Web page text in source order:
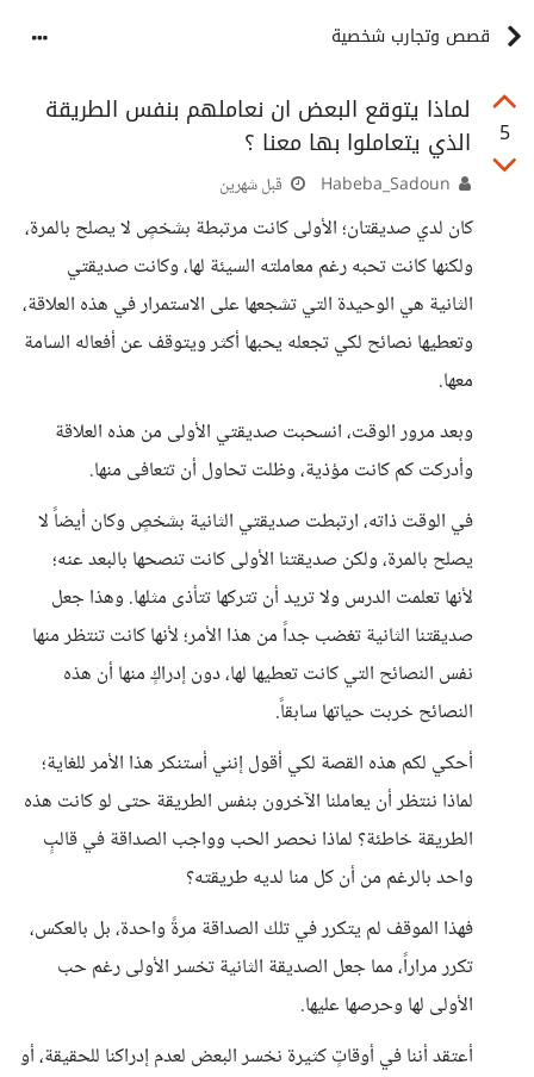
قصص وتجارب شخصية
5
لماذا يتوقع البعض ان نعاملهم بنفس الطريقة
الذي يتعاملوا بها معنا ؟
قبل شهرين
كان لدي صديقتان؛ الأولى كانت مرتبطة بشخصٍ لا يصلح بالمرة،
ولكنها كانت تحبه رغم معاملته السيئة لها، وكانت صديقتي
الثانية هي الوحيدة التي تشجعها على الاستمرار في هذه العلاقة،
وتعطيها نصائح لكي تجعله يحبها أكثر ويتوقف عن أفعاله السامة
معها.
وبعد مرور الوقت، انسحبت صديقتي الأولى من هذه العلاقة
وأدركت كم كانت مؤذية، وظلت تحاول أن تتعافى منها.
في الوقت ذاته، ارتبطت صديقتي الثانية بشخصٍ وكان أيضاً لا
يصلح بالمرة، ولكن صديقتنا الأولى كانت تنصحها بالبعد عنه؛
لأنها تعلمت الدرس ولا تريد أن تتركها تتأذى مثلها. وهذا جعل
صديقتنا الثانية تغضب جداً من هذا الأمر؛ لأنها كانت تنتظر منها
نفس النصائح التي كانت تعطيها لها، دون إدراكٍ منها أن هذه
النصائح خربت حياتها سابقاً.
أحكي لكم هذه القصة لكي أقول إنني أستنكر هذا الأمر للغاية؛
لماذا ننتظر أن يعاملنا الآخرون بنفس الطريقة حتى لو كانت هذه
الطريقة خاطئة؟ لماذا نحصر الحب وواجب الصداقة في قالبٍ
واحد بالرغم من أن كل منا لديه طريقته؟
فهذا الموقف لم يتكرر في تلك الصداقة مرةً واحدة، بل بالعكس،
تكرر مراراً، مما جعل الصديقة الثانية تخسر الأولى رغم حب
الأولى لها وحرصها عليها.
أعتقد أننا في أوقاتٍ كثيرة نخسر البعض لعدم إدراكنا للحقيقة، أو